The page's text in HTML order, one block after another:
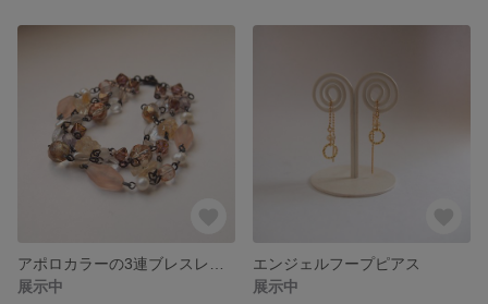
展示中
エンジェルフープピアス
展示中